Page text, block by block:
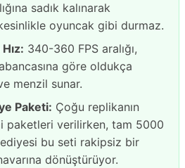
sadık kalınarak
oyuncak gibi durmaz.
340-360 FPS aralığı,
göre oldukça
menzil sunar.
Paketi: Çoğu replikanın
paketleri verilirken, tam 5000
bu seti rakipsiz bir
dönüştürüyor.